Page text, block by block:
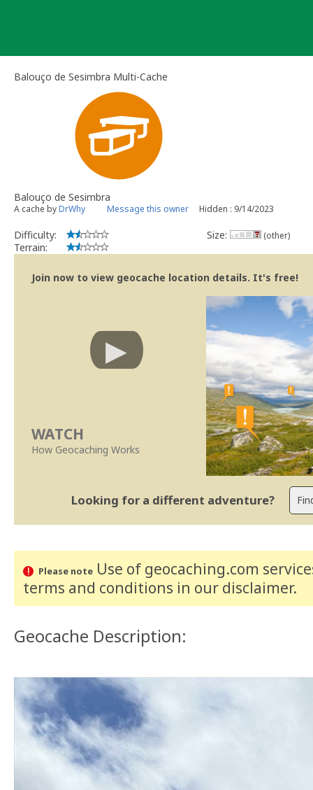
Balouço de Sesimbra Multi-Cache
Balouço de Sesimbra
A cache byDrWhy Message this owner Hidden : 9/14/2023
Difficulty:
Terrain:
Size: (other)
Join now to view geocache location details. It's free!
WATCH
How Geocaching Works
Looking for a different adventure?
Please noteUse of geocaching.com
terms and conditions in our disclaimer.
Geocache Description: